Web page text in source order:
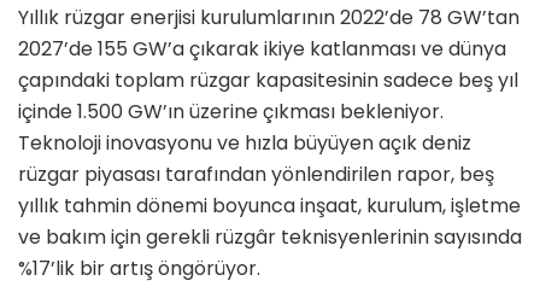
Yıllık rüzgar enerjisi kurulumlarının 2022’de 78 GW’tan
2027’de 155 GW’a çıkarak ikiye katlanması ve dünya
çapındaki toplam rüzgar kapasitesinin sadece beş yıl
içinde 1.500 GW’ın üzerine çıkması bekleniyor.
Teknoloji inovasyonu ve hızla büyüyen açık deniz
rüzgar piyasası tarafından yönlendirilen rapor, beş
yıllık tahmin dönemi boyunca inşaat, kurulum, işletme
ve bakım için gerekli rüzgâr teknisyenlerinin sayısında
%17’lik bir artış öngörüyor.